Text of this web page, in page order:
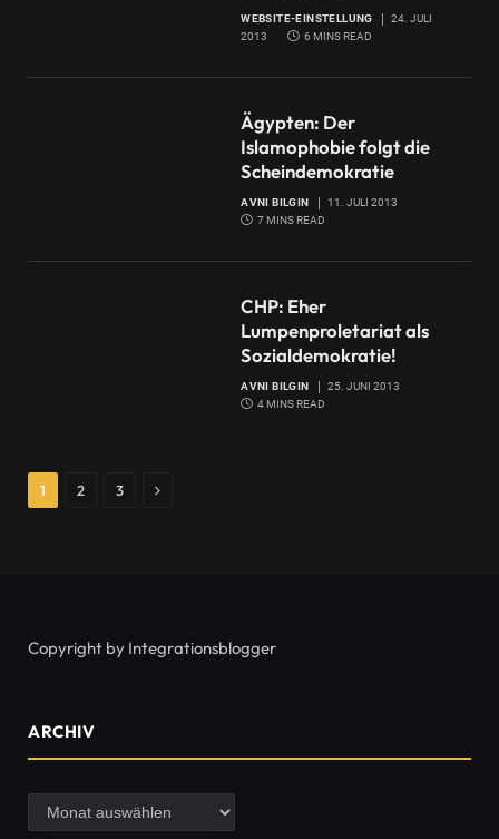
WEBSITE-EINSTELLUNG
24. JULI
2013
6 MINS READ
Ägypten: Der
Islamophobie folgt die
Scheindemokratie
AVNI BILGIN
11. JULI 2013
7 MINS READ
CHP: Eher
Lumpenproletariat als
Sozialdemokratie!
AVNI BILGIN
25. JUNI 2013
4 MINS READ
1 2 3 Next
Copyright by Integrationsblogger
ARCHIV
Archiv